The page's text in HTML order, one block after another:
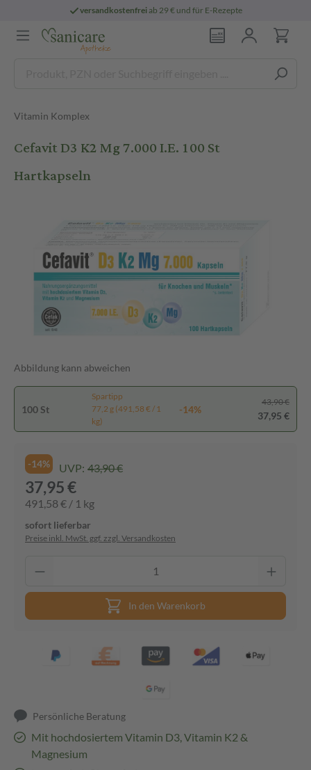
versandkostenfreiab 29 € und für E-Rezepte
Vitamin Komplex
Cefavit D3 K2 Mg 7.000 I.E. 100 St
Hartkapseln
Abbildung kann abweichen
100 St
Spartipp
77,2 g (491,58 € / 1
kg)
-14%
43,90 €
37,95 €
-14% UVP: 43,90 €
37,95 €
491,58 € / 1 kg
sofort lieferbar
Preise inkl. MwSt. ggf. zzgl. Versandkosten
In den Warenkorb
Persönliche Beratung
Mit hochdosiertem Vitamin D3, Vitamin K2 &
Magnesium